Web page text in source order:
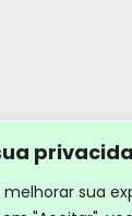
sua